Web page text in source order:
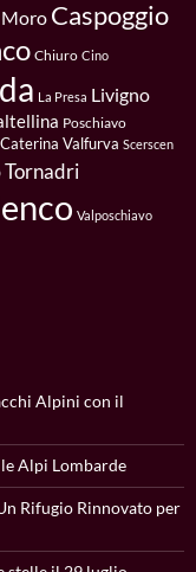
Moro Caspoggio
Chiuro Cino
La Presa Livigno
Poschiavo
Valfurva Scerscen
Tornadri
Valposchiavo
Alpini con il
Alpi Lombarde
Rifugio Rinnovato per